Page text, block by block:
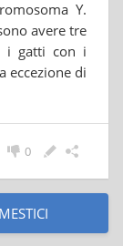
Y.
avere tre
i gatti con i
eccezione di
0